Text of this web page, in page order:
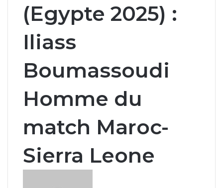
(Egypte 2025) :
Iliass
Boumassoudi
Homme du
match Maroc-
Sierra Leone